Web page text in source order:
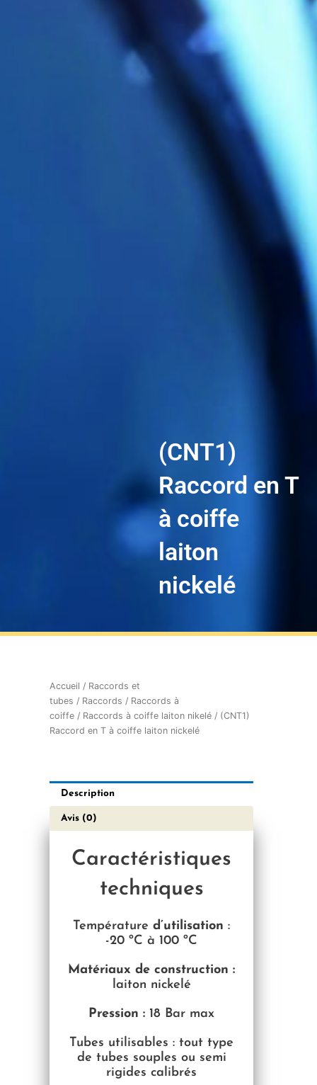
(CNT1)
Raccord en T
à coiffe
laiton
nickelé
Accueil / Raccords et
tubes / Raccords / Raccords à
coiffe / Raccords à coiffe laiton nikelé / (CNT1)
Raccord en T à coiffe laiton nickelé
Description
Avis (0)
Caractéristiques
techniques
Température d’utilisation :
-20 ºC à 100 ºC
Matériaux de construction :
laiton nickelé
Pression : 18 Bar max
Tubes utilisables : tout type
de tubes souples ou semi
rigides calibrés